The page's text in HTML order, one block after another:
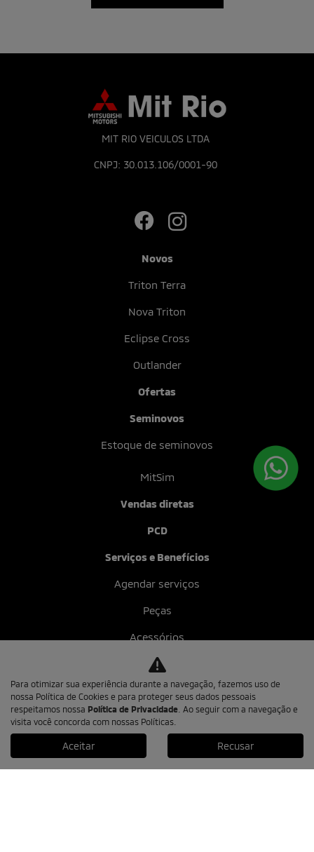
MIT RIO VEICULOS LTDA
CNPJ: 30.013.106/0001-90
Novos
Triton Terra
Nova Triton
Eclipse Cross
Outlander
Ofertas
Seminovos
Estoque de seminovos
MitSim
Vendas diretas
PCD
Serviços e Benefícios
Agendar serviços
Peças
Acessórios
Seguros
Financiamento
Consórcio
Para otimizar sua experiência durante a navegação, fazemos uso de
nossa Política de Cookies e para proteger seus dados pessoais
respeitamos nossa Política de Privacidade . Ao seguir com a navegação e
visita você concorda com nossas Políticas.
Aceitar Recusar